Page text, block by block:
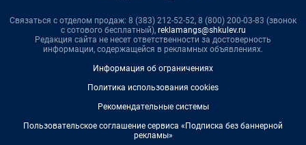
Связаться с отделом продаж: 8 (383) 212-52-52, 8 (800) 200-03-83 (звонок
с сотового бесплатный), reklamangs@shkulev.ru
Редакция сайта не несет ответственности за достоверность
информации, содержащейся в рекламных объявлениях.
Информация об ограничениях
Политика использования cookies
Рекомендательные системы
Пользовательское соглашение сервиса «Подписка без баннерной
рекламы»